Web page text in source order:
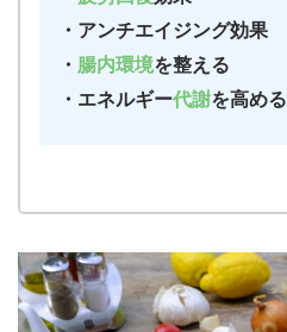
・アンチエイジング効果
・ 腸内環境を整える
・エネルギー代謝を高める